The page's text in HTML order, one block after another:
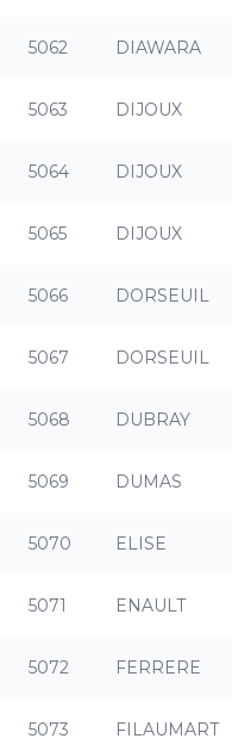
5062 DIAWARA
5063 DIJOUX
5064 DIJOUX
5065 DIJOUX
5066 DORSEUIL
5067 DORSEUIL
5068 DUBRAY
5069 DUMAS
5070 ELISE
5071 ENAULT
5072 FERRERE
5073 FILAUMART